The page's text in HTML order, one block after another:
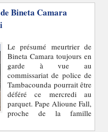
Bineta Camara
Le présumé meurtrier de
Bineta Camara toujours en
garde à vue au
commissariat de police de
Tambacounda pourrait être
déféré ce mercredi au
parquet. Pape Alioune Fall,
proche de la famille